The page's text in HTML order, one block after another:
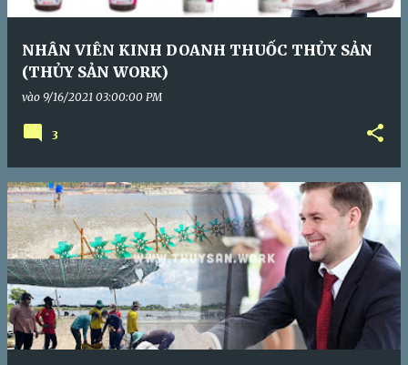
NHÂN VIÊN KINH DOANH THUỐC THỦY SẢN
(THỦY SẢN WORK)
vào 9/16/2021 03:00:00 PM
3